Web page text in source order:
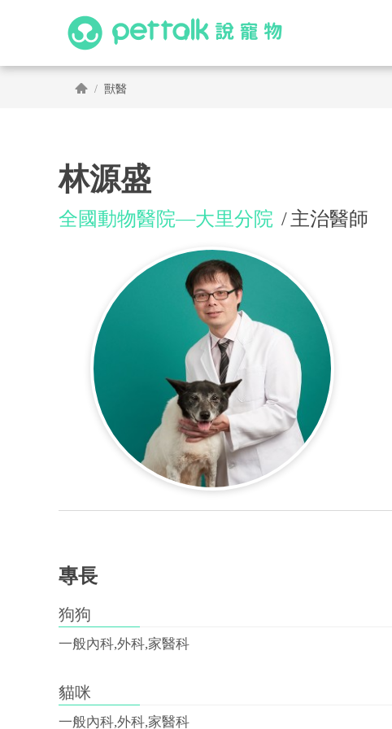
獸醫
林源盛
全國動物醫院—大里分院 主治醫師
專長
狗狗
一般內科,外科,家醫科
貓咪
一般內科,外科,家醫科